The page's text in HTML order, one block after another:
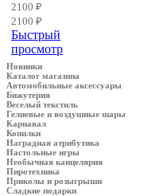
2100 ₽
2100 ₽
Быстрый
просмотр
Новинки
Каталог магазина
Автомобильные аксессуары
Бижутерия
Веселый текстиль
Гелиевые и воздушные шары
Карнавал
Копилки
Наградная атрибутика
Настольные игры
Необычная канцелярия
Пиротехника
Приколы и розыгрыши
Сладкие подарки